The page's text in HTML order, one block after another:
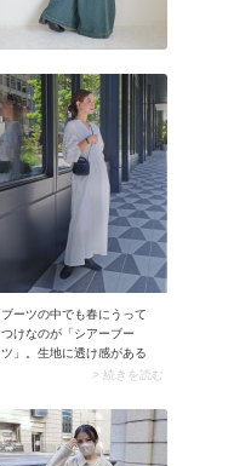
ブーツの中でも春にうって
つけなのが「シアーブー
ツ」。生地に透け感がある
から4月はもちろん5月も使
軽やかに見えて、春のコー
デに馴染みますよ。
> 続きを読む